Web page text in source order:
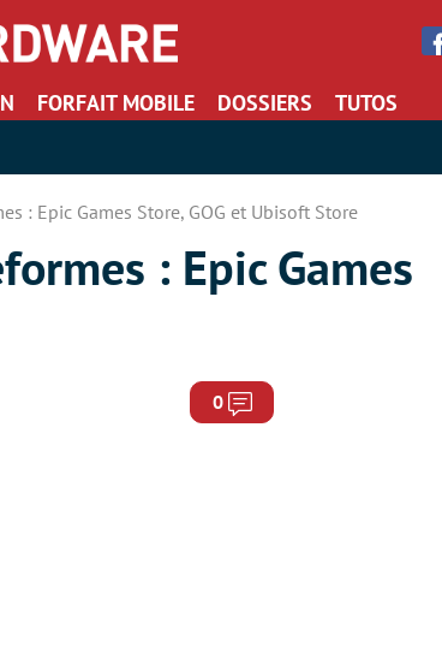
FORFAIT MOBILE DOSSIERS TUTOS
: Epic Games Store, GOG et Ubisoft Store
: Epic Games
0 Commentaires